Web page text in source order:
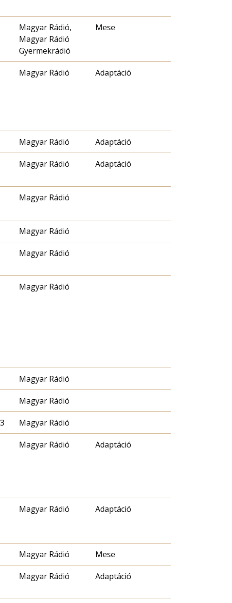
Magyar Rádió,
Magyar Rádió
Gyermekrádió
Mese
Magyar Rádió Adaptáció
Magyar Rádió Adaptáció
Magyar Rádió Adaptáció
Magyar Rádió
Magyar Rádió
Magyar Rádió
Magyar Rádió
Magyar Rádió
Magyar Rádió
Magyar Rádió
Magyar Rádió Adaptáció
Magyar Rádió Adaptáció
Magyar Rádió Mese
Magyar Rádió Adaptáció